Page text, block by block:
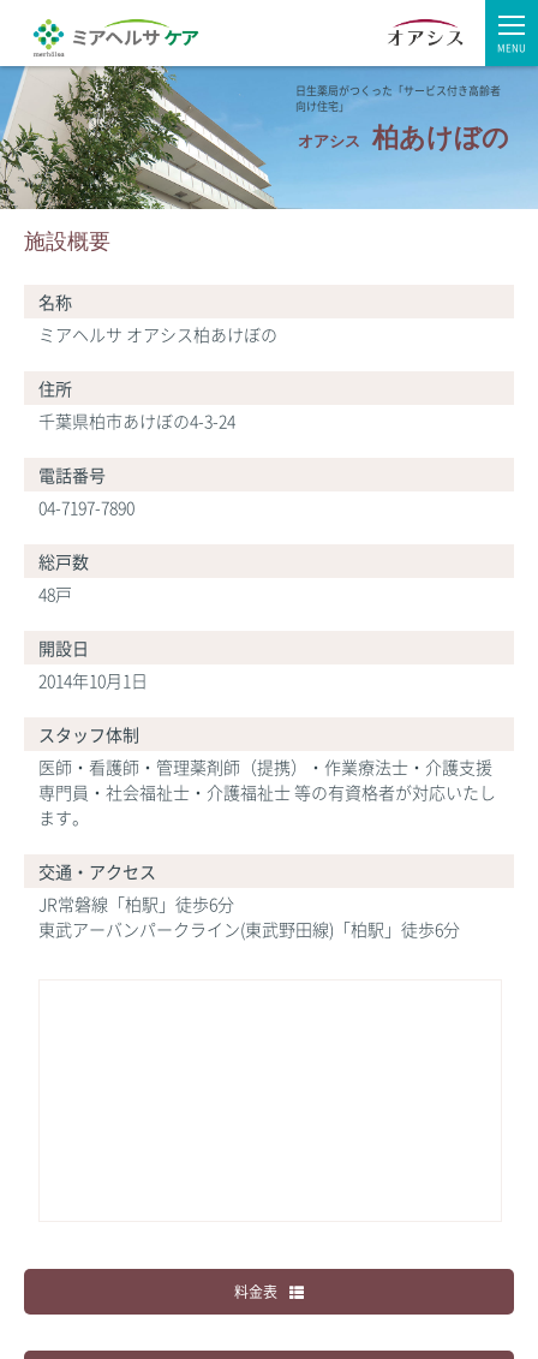
MENU
日生薬局がつくった「サービス付き高齢者
向け住宅」
オアシス 柏あけぼの
施設概要
名称
ミアヘルサ オアシス柏あけぼの
住所
千葉県柏市あけぼの4-3-24
電話番号
04-7197-7890
総戸数
48戸
開設日
2014年10月1日
スタッフ体制
医師・看護師・管理薬剤師（提携）・作業療法士・介護支援
専門員・社会福祉士・介護福祉士 等の有資格者が対応いたし
ます。
交通・アクセス
JR常磐線「柏駅」徒歩6分
東武アーバンパークライン(東武野田線)「柏駅」徒歩6分
料金表